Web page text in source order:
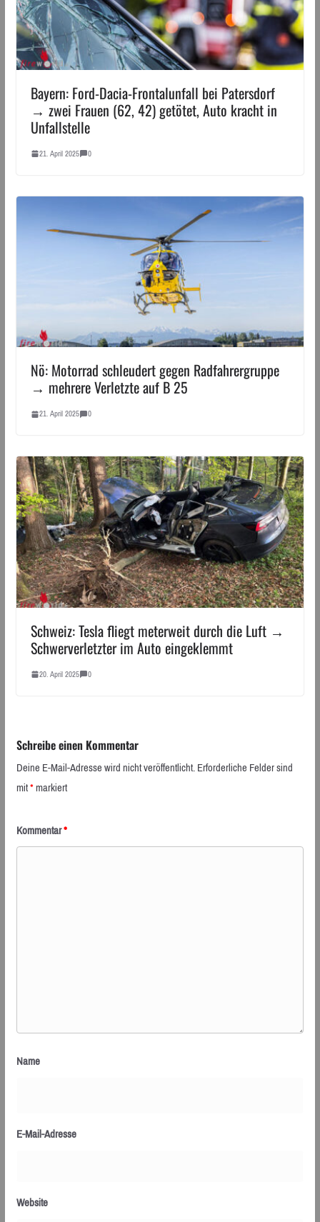
Bayern: Ford-Dacia-Frontalunfall bei Patersdorf
→ zwei Frauen (62, 42) getötet, Auto kracht in
Unfallstelle
21. April 2025 0
Nö: Motorrad schleudert gegen Radfahrergruppe
→ mehrere Verletzte auf B 25
21. April 2025 0
Schweiz: Tesla fliegt meterweit durch die Luft →
Schwerverletzter im Auto eingeklemmt
20. April 2025 0
Schreibe einen Kommentar
Deine E-Mail-Adresse wird nicht veröffentlicht.Erforderliche Felder sind
mit*markiert
Kommentar*
Name
E-Mail-Adresse
Website